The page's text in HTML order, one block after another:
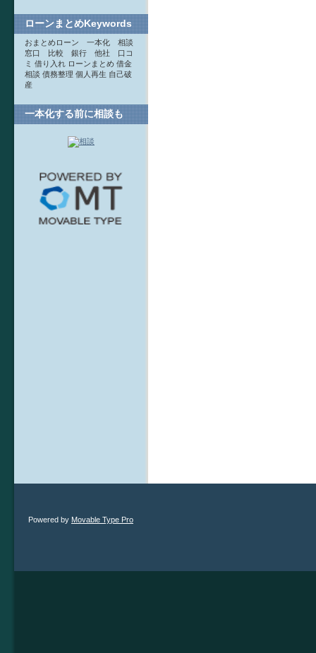
ローンまとめKeywords
おまとめローン 一本化 相談
窓口 比較 銀行 他社 口コ
ミ 借り入れ ローンまとめ 借金
相談 債務整理 個人再生 自己破
産
一本化する前に相談も
Powered by Movable Type Pro